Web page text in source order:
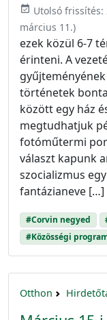
event_available Utolsó frissítés:
március 11.)
ezek közül 6-7
érinteni. A
történetek
között egy ház
megtudhatjuk
fotóműtermi
választ kapunk
szocializmus
fantázianeve […]
#Corvin negyed
#Közösségi
Otthon